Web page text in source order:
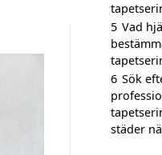
5 Vad
6 Sök
städer